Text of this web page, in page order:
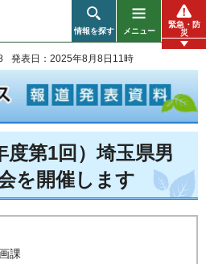
情報を探す メニュー
緊急・防
災
発表日：2025年8月8日11時
度第1回）埼玉県男
を開催します
課